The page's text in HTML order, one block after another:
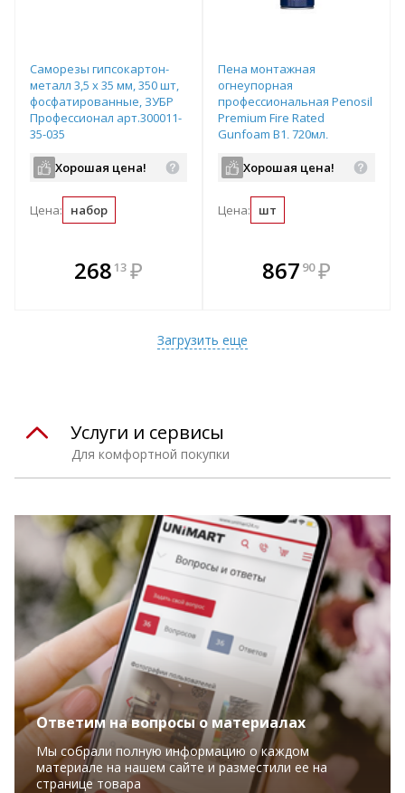
Саморезы гипсокартон-
металл 3,5 x 35 мм, 350 шт,
фосфатированные, ЗУБР
Профессионал арт.300011-
35-035
Хорошая цена!
Цена: набор
268 13 ₽
В комплекте
всегда выгоднее!
Пена монтажная
огнеупорная
профессиональная Penosil
Premium Fire Rated
Gunfoam B1, 720мл,
Хорошая цена!
Цена: шт
В комплекте
всегда выгоднее!
867 90 ₽
Загрузить еще
Для комфортной покупки
Услуги и сервисы
Ответим на вопросы о материалах
Мы собрали полную информацию о каждом
материале на нашем сайте и разместили ее на
странице товара